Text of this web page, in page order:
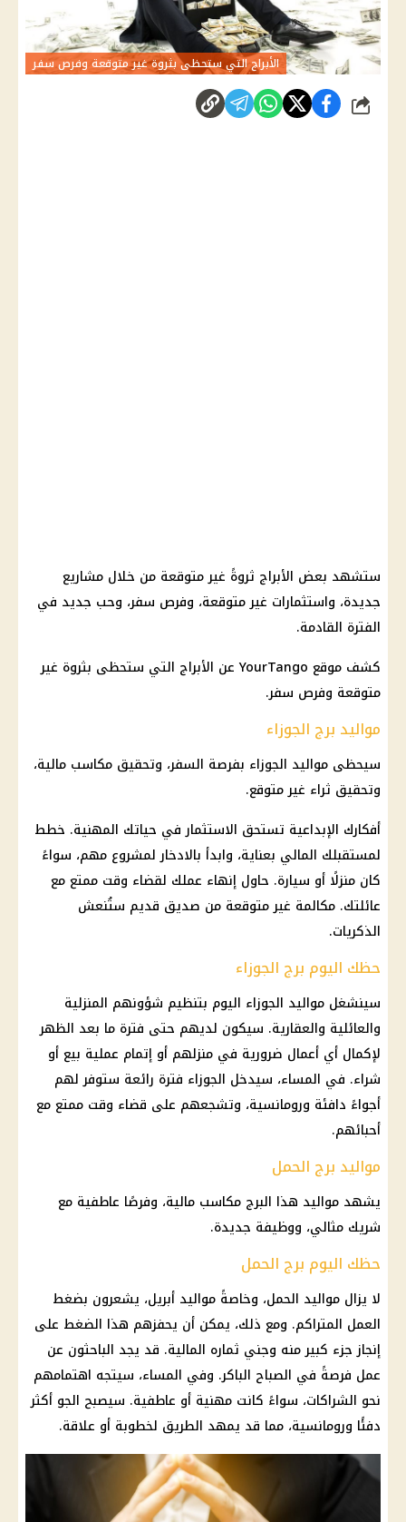
الأبراج التي ستحظى بثروة غير متوقعة وفرص سفر
شارك
ستشهد بعض الأبراج ثروةً غير متوقعة من خلال مشاريع
جديدة، واستثمارات غير متوقعة، وفرص سفر، وحب جديد في
الفترة القادمة.
كشف موقع YourTango عن
الأبراج التي ستحظى بثروة غير
متوقعة وفرص سفر.
مواليد برج الجوزاء
سيحظى مواليد الجوزاء بفرصة السفر، وتحقيق مكاسب مالية،
وتحقيق ثراء غير متوقع.
أفكارك الإبداعية تستحق الاستثمارفي حياتك المهنية. خطط
لمستقبلك المالي بعناية، وابدأ بالادخار لمشروع مهم، سواءً
كان منزلًا أو سيارة. حاول إنهاء عملك لقضاء وقت ممتع مع
عائلتك. مكالمة غير متوقعة من صديق قديم ستُنعش
الذكريات.
حظك اليوم برج الجوزاء
سينشغل مواليد الجوزاء اليوم بتنظيم شؤونهم المنزلية
والعائلية والعقارية. سيكون لديهم حتى فترة ما بعد الظهر
لإكمال أي أعمال ضرورية في منزلهم أو إتمام عملية بيع أو
شراء. في المساء، سيدخل الجوزاء فترة رائعة ستوفر لهم
أجواءً دافئة ورومانسية، وتشجعهم على قضاء وقت ممتع مع
أحبائهم.
مواليد برج الحمل
يشهد مواليد هذا البرج مكاسب مالية، وفرصًا عاطفية مع
شريك مثالي، ووظيفة جديدة.
حظك اليوم برج الحمل
لا يزال مواليد الحمل، وخاصةً مواليد أبريل، يشعرون بضغط
العمل المتراكم. ومع ذلك، يمكن أن يحفزهم هذا الضغط على
إنجاز جزء كبير منه وجني ثماره المالية. قد يجد الباحثون عن
عمل فرصةً في الصباح الباكر. وفي المساء، سيتجه اهتمامهم
نحو الشراكات، سواءً كانت مهنية أو عاطفية. سيصبح الجو أكثر
دفئًا ورومانسية، مما قد يمهد الطريق لخطوبة أو علاقة.